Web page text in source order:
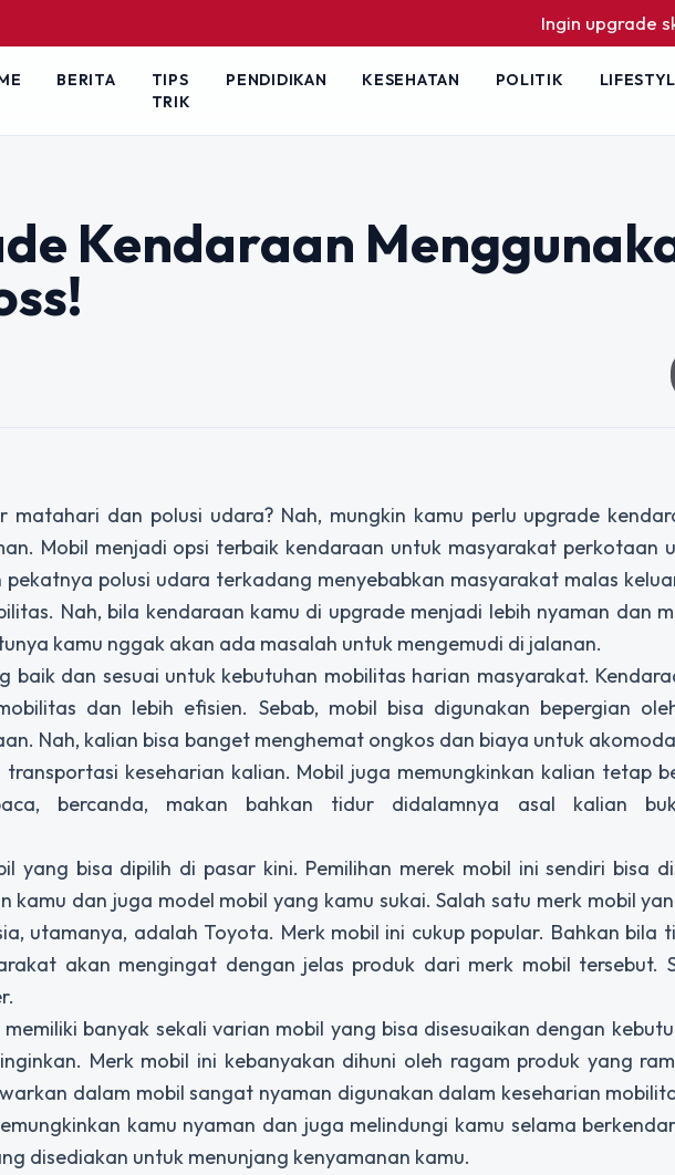
Ingin upgrade skill
BERITA
TIPS
TRIK
PENDIDIKAN KESEHATAN POLITIK
Kendaraan
matahari dan polusi udara? Nah, mungkin kamu perlu upgrade
Mobil menjadi opsi terbaik kendaraan untuk masyarakat perkotaan
polusi udara terkadang menyebabkan masyarakat malas
Nah, bila kendaraan kamu di upgrade menjadi lebih nyaman dan
kamu nggak akan ada masalah untuk mengemudi di jalanan.
baik dan sesuai untuk kebutuhan mobilitas harian masyarakat.
dan lebih efisien. Sebab, mobil bisa digunakan bepergian
Nah, kalian bisa banget menghemat ongkos dan biaya untuk
keseharian kalian. Mobil juga memungkinkan kalian tetap
bercanda, makan bahkan tidur didalamnya asal kalian
yang bisa dipilih di pasar kini. Pemilihan merek mobil ini sendiri bisa
kamu dan juga model mobil yang kamu sukai. Salah satu merk mobil
utamanya, adalah Toyota. Merk mobil ini cukup popular. Bahkan bila
akan mengingat dengan jelas produk dari merk mobil tersebut.
banyak sekali varian mobil yang bisa disesuaikan dengan
Merk mobil ini kebanyakan dihuni oleh ragam produk yang
dalam mobil sangat nyaman digunakan dalam keseharian
kamu nyaman dan juga melindungi kamu selama
disediakan untuk menunjang kenyamanan kamu.